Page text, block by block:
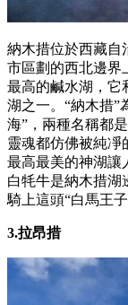
納木措位於西藏自
市區劃的西北邊界
最高的鹹水湖，它
湖之一。“納木措”
海”，兩種名稱都
靈魂都仿佛被純凈
最高最美的神湖讓
白牦牛是納木措湖
騎上這頭“白馬王子
3.拉昂措